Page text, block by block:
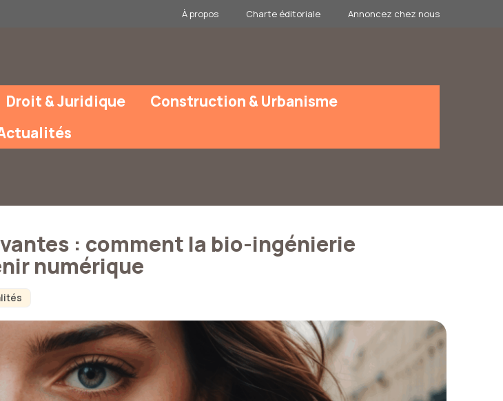
À propos Charte éditoriale Annoncez chez nous
Droit & Juridique
Construction & Urbanisme
: comment la bio-ingénierie
numérique